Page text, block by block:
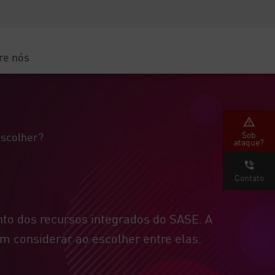
Cloud
nós
dos recursos integrados do SASE. A
considerar ao escolher entre elas.
Sob
ataque?
Contato